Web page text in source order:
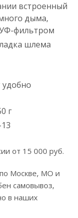
встроенный
дыма,
фильтром
шлема
удобно
г
от 15 000 руб.
Москве, МО и
самовывоз,
в наших